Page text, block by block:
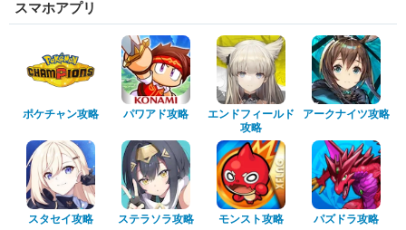
スマホアプリ
ポケチャン攻略 パワアド攻略
エンドフィールド
攻略
アークナイツ攻略
スタセイ攻略 ステラソラ攻略 モンスト攻略 パズドラ攻略